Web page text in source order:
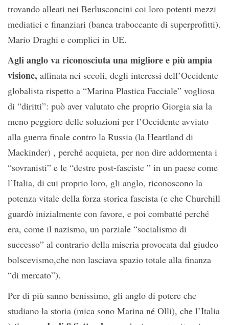
trovando alleati nei Berlusconcini coi loro potenti mezzi
mediatici e finanziari (banca traboccante di superprofitti).
Mario Draghi e complici in UE.
Agli anglo va riconosciuta una migliore e più ampia
visione, affinata nei secoli, degli interessi dell’Occidente
globalista rispetto a “Marina Plastica Facciale” vogliosa
di “diritti”: può aver valutato che proprio Giorgia sia la
meno peggiore delle soluzioni per l’Occidente avviato
alla guerra finale contro la Russia (la Heartland di
Mackinder) , perché acquieta, per non dire addormenta i
“sovranisti” e le “destre post-fasciste ” in un paese come
l’Italia, di cui proprio loro, gli anglo, riconoscono la
potenza vitale della forza storica fascista (e che Churchill
guardò inizialmente con favore, e poi combatté perché
era, come il nazismo, un parziale “socialismo di
successo” al contrario della miseria provocata dal giudeo
bolscevismo,che non lasciava spazio totale alla finanza
“di mercato”).
Per di più sanno benissimo, gli anglo di potere che
studiano la storia (mica sono Marina né Olli), che l’Italia